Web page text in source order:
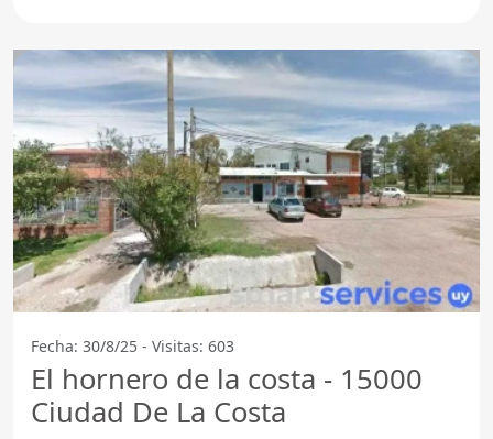
Fecha: 30/8/25 - Visitas: 603
El hornero de la costa - 15000
Ciudad De La Costa